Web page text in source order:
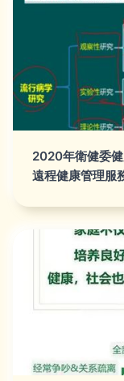
2020年衛健委
遠程健康管理服